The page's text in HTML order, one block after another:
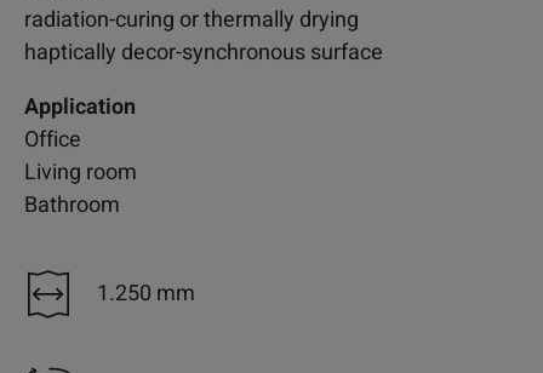
radiation-curing or thermally drying
haptically decor-synchronous surface
Application
Office
Living room
Bathroom
1.250 mm